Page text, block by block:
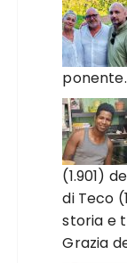
(1.901)
di Teco
storia e
Grazia